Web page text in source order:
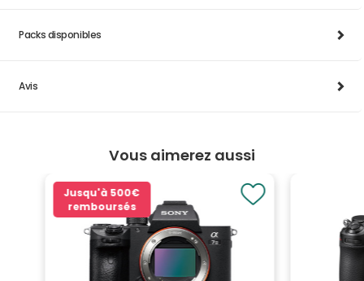
Packs disponibles
Avis
Vous aimerez aussi
Jusqu'à 500€
remboursés